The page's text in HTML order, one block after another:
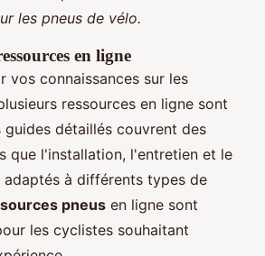
les pneus de vélo.
en ligne
vos connaissances sur les
ressources en ligne sont
guides détaillés couvrent des
que l'installation, l'entretien et le
adaptés à différents types de
pneus en ligne sont
les cyclistes souhaitant